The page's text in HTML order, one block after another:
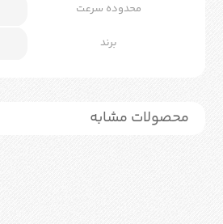
محدوده سرعت
برند
محصولات مشابه